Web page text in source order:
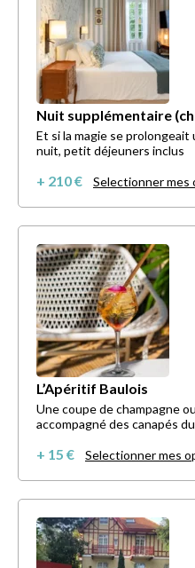
Nuit supplémentaire
Et si la magie se prolongeait
nuit, petit déjeuners inclus
+ 210 € Selectionner mes
L’Apéritif Baulois
Une coupe de champagne
accompagné des canapés
+ 15 € Selectionner mes